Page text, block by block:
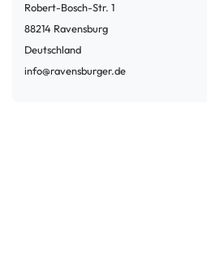
Robert-Bosch-Str. 1
88214 Ravensburg
Deutschland
info@ravensburger.de